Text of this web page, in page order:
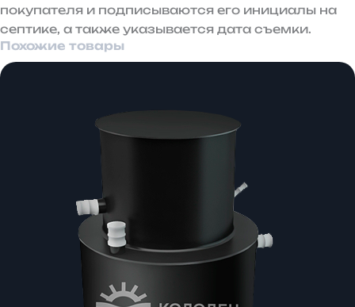
покупателя и подписываются его инициалы на
септике, а также указывается дата съемки.
Похожие товары
000 ₽
000 ₽